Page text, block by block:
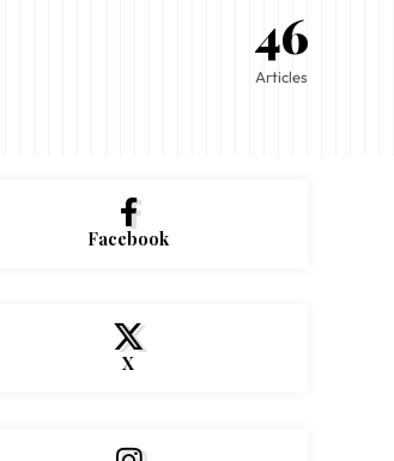
46
Articles
Facebook
X